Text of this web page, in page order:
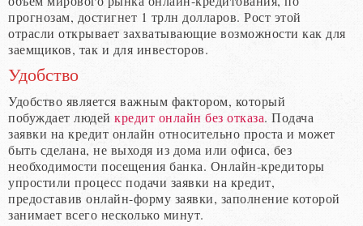
прогнозам, достигнет 1 трлн долларов. Рост этой
отрасли открывает захватывающие возможности как для
заемщиков, так и для инвесторов.
Удобство
Удобство является важным фактором, который
побуждает людей кредит онлайн без отказа. Подача
заявки на кредит онлайн относительно проста и может
быть сделана, не выходя из дома или офиса, без
необходимости посещения банка. Онлайн-кредиторы
упростили процесс подачи заявки на кредит,
предоставив онлайн-форму заявки, заполнение которой
занимает всего несколько минут.